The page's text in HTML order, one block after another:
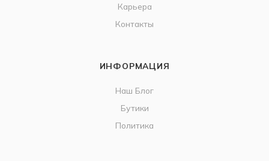
Карьера
Контакты
ИНФОРМАЦИЯ
Наш Блог
Бутики
Политика